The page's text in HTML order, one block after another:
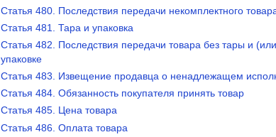
Статья 480. Последствия передачи некомплектного
Статья 481. Тара и упаковка
Статья 482. Последствия передачи товара без тары и
упаковке
Статья 483. Извещение продавца о ненадлежащем
Статья 484. Обязанность покупателя принять товар
Статья 485. Цена товара
Статья 486. Оплата товара